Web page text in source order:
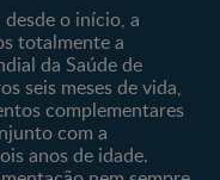
produtos
marcas
o início, a
totalmente a
da Saúde de
seis meses de vida,
complementares
com a
anos de idade.